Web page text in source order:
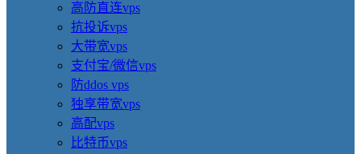
高防直连vps
抗投诉vps
大带宽vps
支付宝/微信vps
防ddos vps
独享带宽vps
高配vps
比特币vps